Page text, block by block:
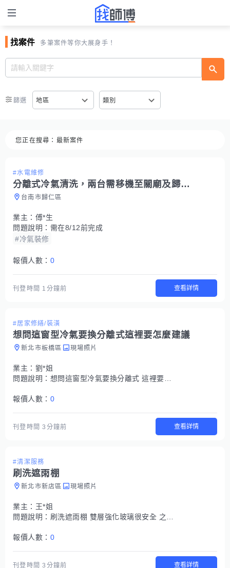
找案件 多筆案件等你大展身手！
篩選 地區 類別
您正在搜尋： 最新案件
#水電維修
分離式冷氣清洗，兩台需移機至關廟及歸仁並安裝
台南市歸仁區
業主： 傅*生
問題說明： 需在8/12前完成
#冷氣裝修
報價人數： 0
刊登時間 1分鐘前 查看詳情
#居家修繕/裝潢
想問這窗型冷氣要換分離式這裡要怎麼建議
新北市板橋區 現場照片
業主： 劉*姐
問題說明： 想問這窗型冷氣要換分離式 這裡要怎麼建議 想問氣密窗 尺寸先以130*210報價 人不在現場
報價人數： 0
刊登時間3分鐘前 查看詳情
#清潔服務
刷洗遮雨棚
新北市新店區 現場照片
業主： 王*姐
問題說明： 刷洗遮雨棚 雙層強化玻璃很安全 之前都是超過一百公斤的先生上去刷洗 只是今年太忙欲找人幫忙清潔
報價人數： 0
刊登時間3分鐘前 查看詳情